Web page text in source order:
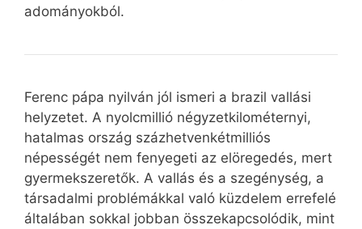
adományokból.
Ferenc pápa nyilván jól ismeri a brazil vallási
helyzetet. A nyolcmillió négyzetkilométernyi,
hatalmas ország százhetvenkétmilliós
népességét nem fenyegeti az elöregedés, mert
gyermekszeretők. A vallás és a szegénység, a
társadalmi problémákkal való küzdelem errefelé
általában sokkal jobban összekapcsolódik, mint